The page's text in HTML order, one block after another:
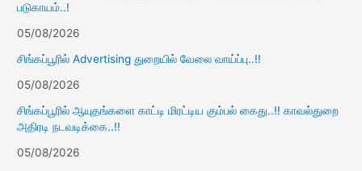
படுகாயம்..!
05/08/2026
சிங்கப்பூரில் Advertising துறையில் வேலை வாய்ப்பு..!!
05/08/2026
சிங்கப்பூரில் ஆயுதங்களை காட்டி மிரட்டிய கும்பல் கைது..!! காவல்துறை
அதிரடி நடவடிக்கை..!!
05/08/2026